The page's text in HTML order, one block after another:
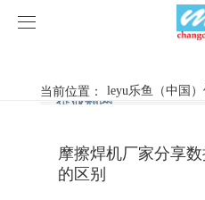
leyu乐鱼（中国）体
旋弧焊机
产品视频
当前位置： leyu乐鱼（中国
行业新闻
企业动态
摩擦焊机厂家分享
的区别